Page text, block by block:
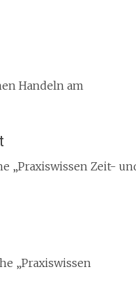
Handeln am
„Praxiswissen Zeit-
„Praxiswissen